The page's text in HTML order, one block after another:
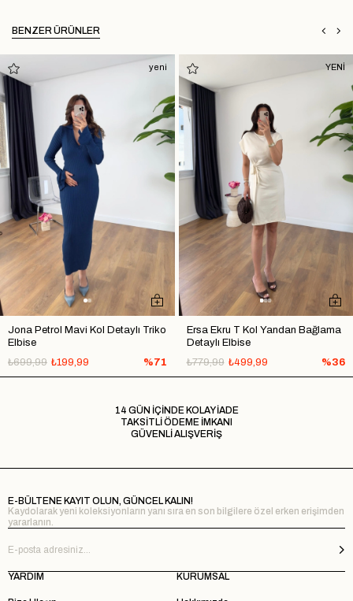
BENZER ÜRÜNLER
Jona Petrol Mavi Kol Detaylı Triko
Elbise
₺199,99
₺699,99 %71
yeni
Ersa Ekru T Kol Yandan Bağlama
Detaylı Elbise
₺499,99
₺779,99 %36
YENİ
14 GÜN İÇİNDE KOLAY İADE
TAKSİTLİ ÖDEME İMKANI
GÜVENLİ ALIŞVERİŞ
E-BÜLTENE KAYIT OLUN, GÜNCEL KALIN!
Kaydolarak yeni koleksiyonların yanı sıra en son bilgilere özel erken erişimden
yararlanın.
YARDIM KURUMSAL